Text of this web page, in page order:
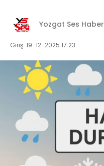
Yozgat Ses Haber
Giriş: 19-12-2025 17:23